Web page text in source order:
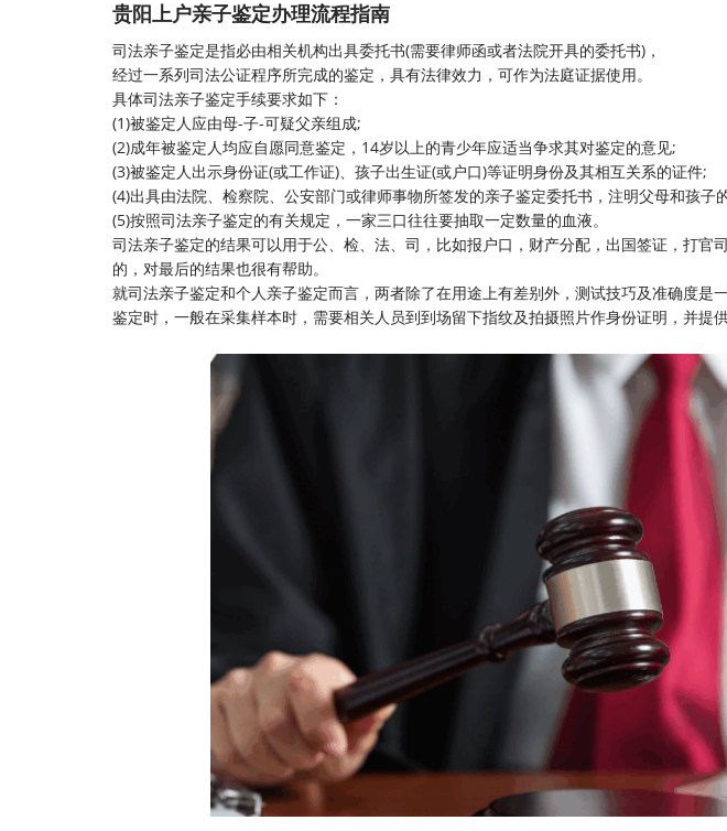
贵阳上户亲子鉴定办理流程指南
司法亲子鉴定是指必由相关机构出具委托书(需要律师函或者法院开具的委托书)，
经过一系列司法公证程序所完成的鉴定，具有法律效力，可作为法庭证据使用。
具体司法亲子鉴定手续要求如下：
(1)被鉴定人应由母-子-可疑父亲组成;
(2)成年被鉴定人均应自愿同意鉴定，14岁以上的青少年应适当争求其对鉴定的意见;
(3)被鉴定人出示身份证(或工作证)、孩子出生证(或户口)等证明身份及其相互关系的证件;
(4)出具由法院、检察院、公安部门或律师事物所签发的亲子鉴定委托书，注明父母和孩子
(5)按照司法亲子鉴定的有关规定，一家三口往往要抽取一定数量的血液。
司法亲子鉴定的结果可以用于公、检、法、司，比如报户口，财产分配，出国签证，打官
的，对最后的结果也很有帮助。
就司法亲子鉴定和个人亲子鉴定而言，两者除了在用途上有差别外，测试技巧及准确度是
鉴定时，一般在采集样本时，需要相关人员到到场留下指纹及拍摄照片作身份证明，并提